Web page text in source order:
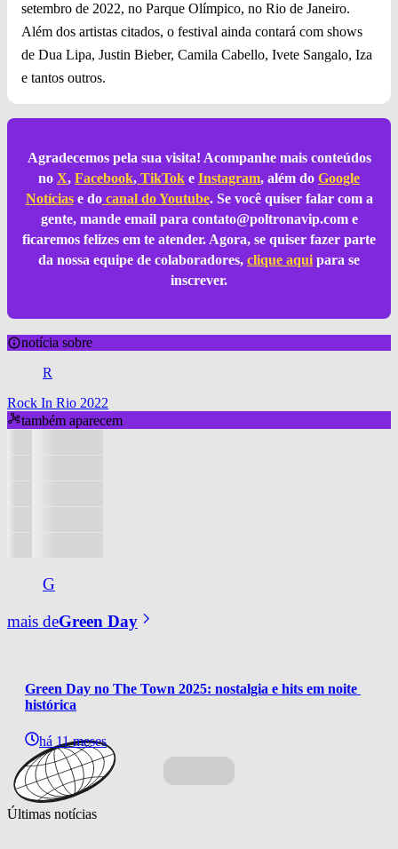
setembro de 2022, no Parque Olímpico, no Rio de Janeiro.
Além dos artistas citados, o festival ainda contará com shows
de Dua Lipa, Justin Bieber, Camila Cabello, Ivete Sangalo, Iza
e tantos outros.
Agradecemos pela sua visita! Acompanhe mais conteúdos
no X, Facebook, TikTok e Instagram, além do Google
Notíciase docanal do Youtube. Se você quiser falar com a
gente, mande email para contato@poltronavip.come
ficaremos felizes em te atender. Agora, se quiser fazer parte
da nossa equipe de colaboradores, clique aqui para se
inscrever.
notícia sobre
R
Rock In Rio 2022
também aparecem
G
mais deGreen Day
Green Day no The Town 2025: nostalgia e hits em noite
histórica
há 11 meses
Últimas notícias